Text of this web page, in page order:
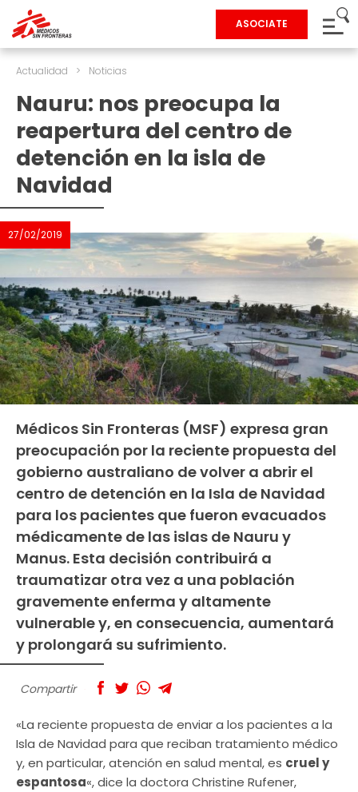
ASOCIATE
Actualidad > Noticias
Nauru: nos preocupa la
reapertura del centro de
detención en la isla de
Navidad
27/02/2019
Médicos Sin Fronteras (MSF) expresa gran
preocupación por la reciente propuesta del
gobierno australiano de volver a abrir el
centro de detención en la Isla de Navidad
para los pacientes que fueron evacuados
médicamente de las islas de Nauru y
Manus. Esta decisión contribuirá a
traumatizar otra vez a una población
gravemente enferma y altamente
vulnerable y, en consecuencia, aumentará
y prolongará su sufrimiento.
Compartir
«La reciente propuesta de enviar a los pacientes a la
Isla de Navidad para que reciban tratamiento médico
y, en particular, atención en salud mental, es cruel y
espantosa«, dice la doctora Christine Rufener,